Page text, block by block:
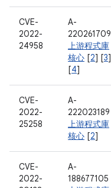
CVE-
2022-
24958
A-
220261709
上游程式庫
核心 [2] [3]
[4]
CVE-
2022-
25258
A-
222023189
上游程式庫
核心 [2]
CVE-
2022-
A-
188677105